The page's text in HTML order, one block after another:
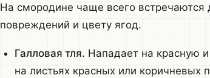
На смородине чаще всего встречаются
повреждений и цвету ягод.
Галловая тля. Нападает на красную
на листьях красных или